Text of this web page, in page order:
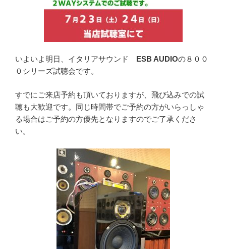
いよいよ明日、イタリアサウンド ESB AUDIOの８００
０シリーズ試聴会です。
すでにご来店予約も頂いておりますが、飛び込みでの試
聴も大歓迎です。同じ時間帯でご予約の方がいらっしゃ
る場合はご予約の方優先となりますのでご了承くださ
い。